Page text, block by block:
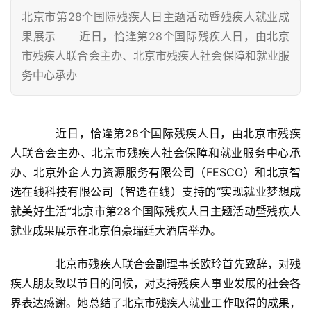
北京市第28个国际残疾人日主题活动暨残疾人就业成
果展示 近日，恰逢第28个国际残疾人日，由北京
市残疾人联合会主办、北京市残疾人社会保障和就业服
务中心承办
近日，恰逢第28个国际残疾人日，由北京市残疾
人联合会主办、北京市残疾人社会保障和就业服务中心承
办、北京外企人力资源服务有限公司（FESCO）和北京智
选在线科技有限公司（智选在线）支持的“实现就业梦想成
就美好生活”北京市第28个国际残疾人日主题活动暨残疾人
就业成果展示在北京伯豪瑞廷大酒店举办。
北京市残疾人联合会副理事长欧玲首先致辞，对残
疾人朋友致以节日的问候，对支持残疾人事业发展的社会各
界表达感谢。她总结了北京市残疾人就业工作取得的成果，